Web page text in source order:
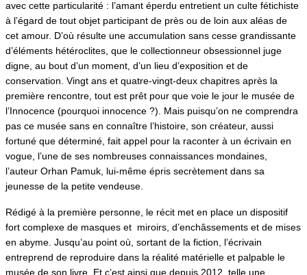
avec cette particularité : l’amant éperdu entretient un culte fétichiste
à l’égard de tout objet participant de près ou de loin aux aléas de
cet amour. D’où résulte une accumulation sans cesse grandissante
d’éléments hétéroclites, que le collectionneur obsessionnel juge
digne, au bout d’un moment, d’un lieu d’exposition et de
conservation. Vingt ans et quatre-vingt-deux chapitres après la
première rencontre, tout est prêt pour que voie le jour le musée de
l’Innocence (pourquoi innocence ?). Mais puisqu’on ne comprendra
pas ce musée sans en connaître l’histoire, son créateur, aussi
fortuné que déterminé, fait appel pour la raconter à un écrivain en
vogue, l’une de ses nombreuses connaissances mondaines,
l’auteur Orhan Pamuk, lui-même épris secrètement dans sa
jeunesse de la petite vendeuse.
Rédigé à la première personne, le récit met en place un dispositif
fort complexe de masques et miroirs, d’enchâssements et de mises
en abyme. Jusqu’au point où, sortant de la fiction, l’écrivain
entreprend de reproduire dans la réalité matérielle et palpable le
musée de son livre. Et c’est ainsi que depuis 2012, telle une